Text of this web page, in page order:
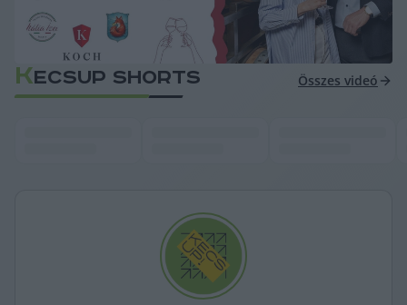
KECSUP SHORTS Összes videó